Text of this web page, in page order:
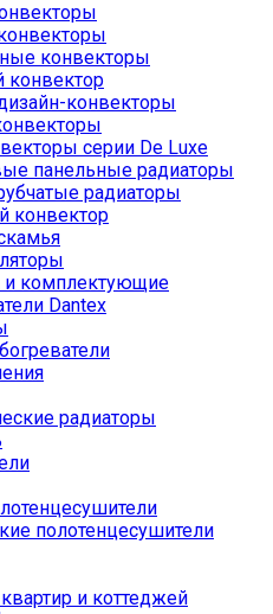
конвекторы
конвектор
конвекторы
серии De Luxe
панельные радиаторы
радиаторы
конвектор
и комплектующие
Dantex
радиаторы
полотенцесушители
и коттеджей